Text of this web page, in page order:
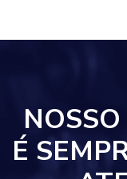
É